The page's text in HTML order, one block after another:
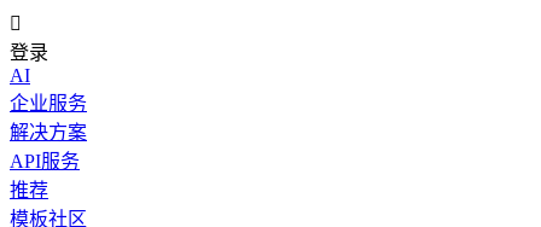

登录
AI
企业服务
解决方案
API服务
推荐
模板社区